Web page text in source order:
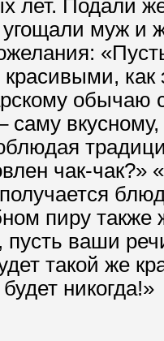
лет.
муж и
красивыми,
обычаю
саму
чак-чак?»
пиру
пусть ваши
такой же
никогда!»